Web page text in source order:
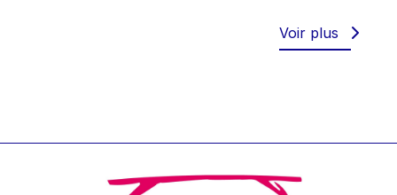
Timothy Radcliffe
Vaclav Klaus
Voir plus